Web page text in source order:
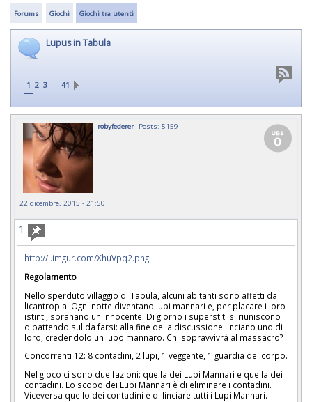
Forums Giochi Giochi tra utenti
Lupus in Tabula
1 2 3 … 41
robyfederer Posts: 5159
22 dicembre, 2015 - 21:50
1
http://i.imgur.com/XhuVpq2.png
Regolamento
Nello sperduto villaggio di Tabula, alcuni abitanti sono affetti da
licantropia. Ogni notte diventano lupi mannari e, per placare i loro
istinti, sbranano un innocente! Di giorno i superstiti si riuniscono
dibattendo sul da farsi: alla fine della discussione linciano uno di
loro, credendolo un lupo mannaro. Chi sopravvivrà al massacro?
Concorrenti 12: 8 contadini, 2 lupi, 1 veggente, 1 guardia del corpo.
Nel gioco ci sono due fazioni: quella dei Lupi Mannari e quella dei
contadini. Lo scopo dei Lupi Mannari è di eliminare i contadini.
Viceversa quello dei contadini è di linciare tutti i Lupi Mannari.